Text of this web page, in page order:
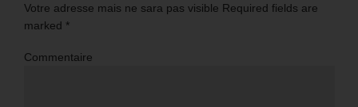
Votre adresse mais ne sara pas visible Required fields are
marked *
Commentaire